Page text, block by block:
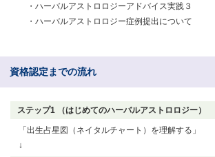
・ハーバルアストロロジーアドバイス実践３
・ハーバルアストロロジー症例提出について
資格認定までの流れ
ステップ1 （はじめてのハーバルアストロロジー）
「出生占星図（ネイタルチャート）を理解する」
↓